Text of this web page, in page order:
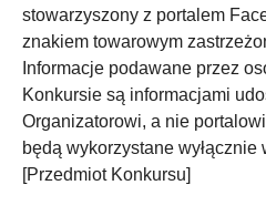
stowarzyszony z portalem
znakiem towarowym
Informacje podawane przez
Konkursie są informacjami
Organizatorowi, a nie
będą wykorzystane
[Przedmiot Konkursu]